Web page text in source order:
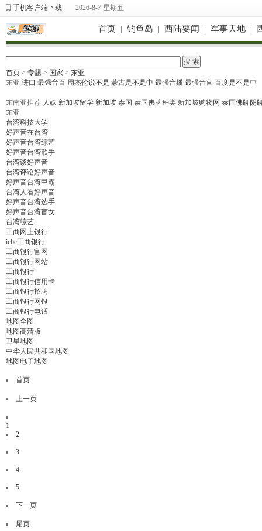
手机客户端下载 2026-8-7 星期五
首页 | 钓鱼岛 | 西陆要闻 | 军事天地 |
首页 > 专题 > 国家 > 东亚
东亚 进口 最强音百 周杰伦说不是 蒙古是不是中 最强音播 最强音官 百度是不是中
东南亚推荐 人妖 新加坡留学 新加坡 泰国 泰国佛牌种类 新加坡购物网 泰国佛牌阴
东亚
台湾科技大学
好声音在台湾
好声音台湾综艺
好声音台湾歌手
台湾谈好声音
台湾评论好声音
好声音台湾甲霸
台湾人看好声音
好声音台湾选手
好声音台湾盲女
台湾综艺
工商网上银行
icbc工商银行
工商银行官网
工商银行网站
工商银行
工商银行信用卡
工商银行招聘
工商银行网银
工商银行电话
地图全图
地图高清版
卫星地图
中华人民共和国地图
地图电子地图
首页
上一页
1
2
3
4
5
下一页
尾页